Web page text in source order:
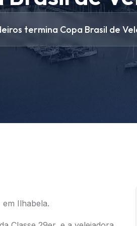
termina Copa Brasil de
Ilhabela.